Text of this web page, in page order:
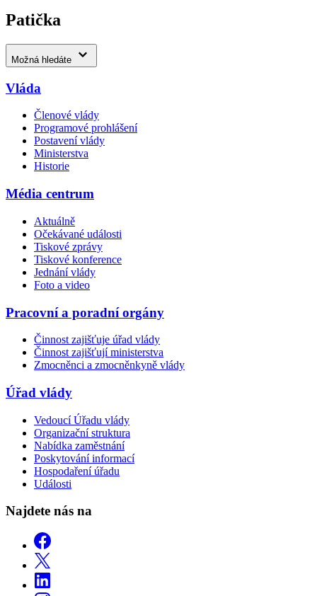
Patička
Možná hledáte
Vláda
Členové vlády
Programové prohlášení
Postavení vlády
Ministerstva
Historie
Média centrum
Aktuálně
Očekávané události
Tiskové zprávy
Tiskové konference
Jednání vlády
Foto a video
Pracovní a poradní orgány
Činnost zajišťuje úřad vlády
Činnost zajišťují ministerstva
Zmocněnci a zmocněnkyně vlády
Úřad vlády
Vedoucí Úřadu vlády
Organizační struktura
Nabídka zaměstnání
Poskytování informací
Hospodaření úřadu
Události
Najdete nás na